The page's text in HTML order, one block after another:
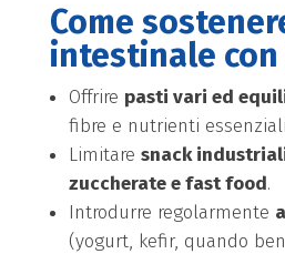
Come
intestinale
Offrire pasti vari ed
fibre e nutrienti
Limitare snack
zuccherate e fast food.
Introdurre regolarmente
(yogurt, kefir, quando